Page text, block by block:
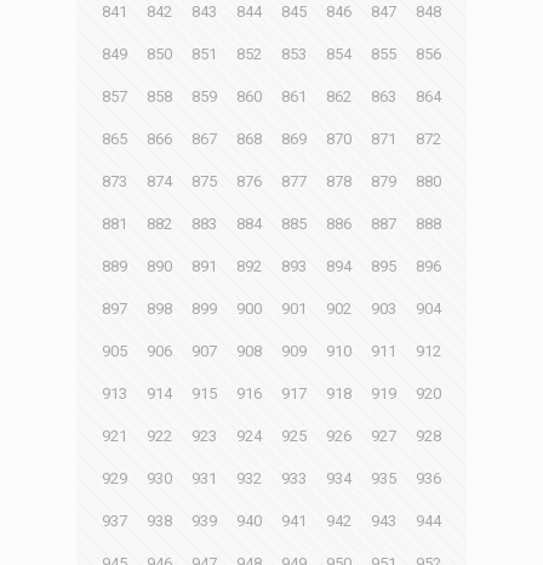
841 842 843 844 845 846 847 848
849 850 851 852 853 854 855 856
857 858 859 860 861 862 863 864
865 866 867 868 869 870 871 872
873 874 875 876 877 878 879 880
881 882 883 884 885 886 887 888
889 890 891 892 893 894 895 896
897 898 899 900 901 902 903 904
905 906 907 908 909 910 911 912
913 914 915 916 917 918 919 920
921 922 923 924 925 926 927 928
929 930 931 932 933 934 935 936
937 938 939 940 941 942 943 944